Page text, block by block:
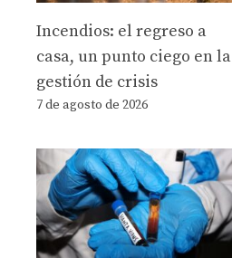
Incendios: el regreso a
casa, un punto ciego en la
gestión de crisis
7 de agosto de 2026